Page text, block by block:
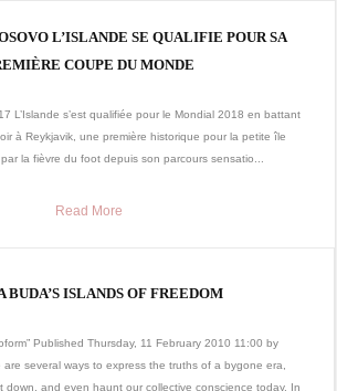
L’ISLANDE SE QUALIFIE POUR SA
COUPE DU MONDE
L’Islande s’est qualifiée pour le Mondial 2018 en battant
à Reykjavik, une première historique pour la petite île
la fièvre du foot depuis son parcours sensatio...
Read More
BUDA’S ISLANDS OF FREEDOM
Published Thursday, 11 February 2010 11:00 by
are several ways to express the truths of a bygone era,
down, and even haunt our collective conscience today. In